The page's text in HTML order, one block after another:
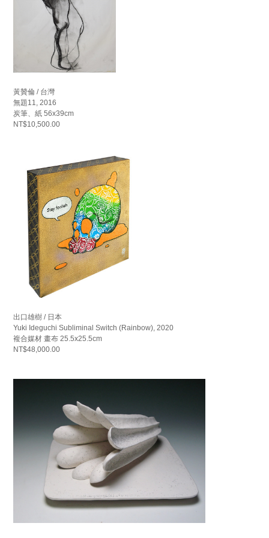
黃贊倫 / 台灣
無題11, 2016
炭筆、紙 56x39cm
NT$10,500.00
出口雄樹 / 日本
Yuki Ideguchi Subliminal Switch (Rainbow), 2020
複合媒材 畫布 25.5x25.5cm
NT$48,000.00